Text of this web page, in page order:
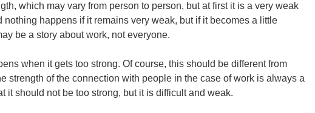
which may vary from person to person, but at first it is a very weak
nothing happens if it remains very weak, but if it becomes a little
be a story about work, not everyone.
when it gets too strong. Of course, this should be different from
strength of the connection with people in the case of work is always a
it should not be too strong, but it is difficult and weak.